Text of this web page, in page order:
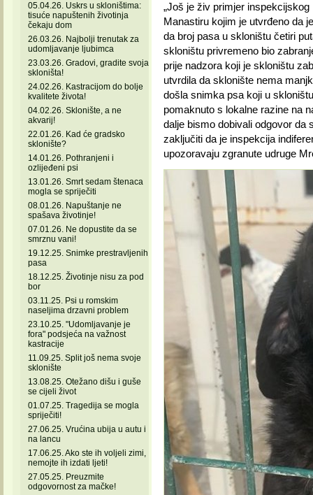
05.04.26. Uskrs u skloništima:
tisuće napuštenih životinja
čekaju dom
26.03.26. Najbolji trenutak za
udomljavanje ljubimca
23.03.26. Gradovi, gradite svoja
skloništa!
24.02.26. Kastracijom do bolje
kvalitete života!
04.02.26. Sklonište, a ne
akvarij!
22.01.26. Kad će gradsko
sklonište?
14.01.26. Pothranjeni i
ozlijeđeni psi
13.01.26. Smrt sedam štenaca
mogla se spriječiti
08.01.26. Napuštanje ne
spašava životinje!
07.01.26. Ne dopustite da se
smrznu vani!
19.12.25. Snimke prestravljenih
pasa
18.12.25. Životinje nisu za pod
bor
03.11.25. Psi u romskim
naseljima drzavni problem
23.10.25. "Udomljavanje je
fora" podsjeća na važnost
kastracije
11.09.25. Split još nema svoje
sklonište
13.08.25. Otežano dišu i guše
se cijeli život
01.07.25. Tragedija se mogla
spriječiti!
27.06.25. Vrućina ubija u autu i
na lancu
17.06.25. Ako ste ih voljeli zimi,
nemojte ih izdati ljeti!
27.05.25. Preuzmite
odgovornost za mačke!
„Još je živ primjer
Manastiru kojim je utvrđeno da
da broj pasa u skloništu četiri
skloništu privremeno bio
prije nadzora koji je skloništu
utvrdila da sklonište nema
došla snimka psa koji u
pomaknuto s lokalne razine na
dalje bismo dobivali odgovor da
zaključiti da je inspekcija
upozoravaju zgranute udruge